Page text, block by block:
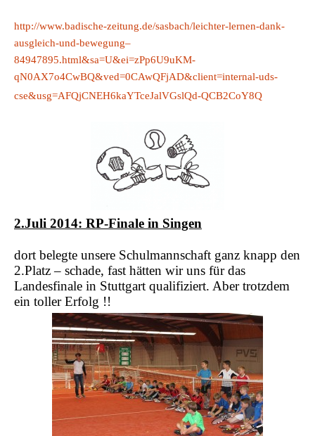
http://www.badische-zeitung.de/sasbach/leichter-lernen-dank-
ausgleich-und-bewegung–
84947895.html&sa=U&ei=zPp6U9uKM-
qN0AX7o4CwBQ&ved=0CAwQFjAD&client=internal-uds-
cse&usg=AFQjCNEH6kaYTceJalVGslQd-QCB2CoY8Q
2.Juli 2014: RP-Finale in Singen
dort belegte unsere Schulmannschaft ganz knapp den
2.Platz – schade, fast hätten wir uns für das
Landesfinale in Stuttgart qualifiziert. Aber trotzdem
ein toller Erfolg !!